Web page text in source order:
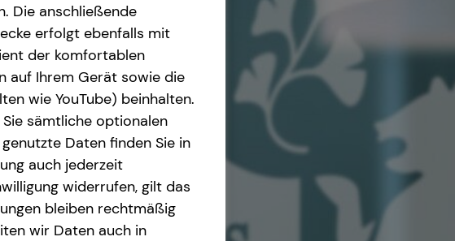
Die anschließende
erfolgt ebenfalls mit
der komfortablen
auf Ihrem Gerät sowie die
wie YouTube) beinhalten.
sämtliche optionalen
Daten finden Sie in
auch jederzeit
widerrufen, gilt das
bleiben rechtmäßig
wir Daten auch in